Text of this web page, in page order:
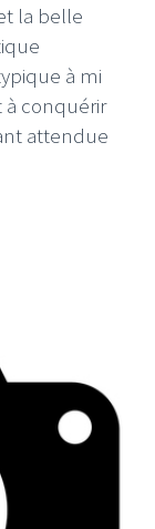
la belle
à mi
à conquérir
attendue